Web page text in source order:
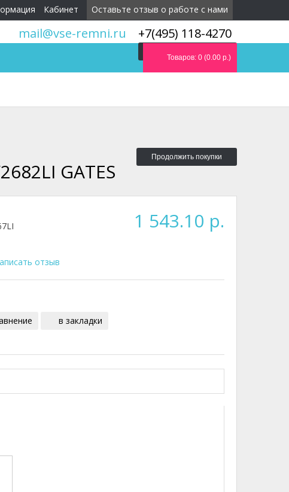
Оставьте отзыв о работе с нами
Кабинет
+7(495) 118-4270
mail@vse-remni.ru
Товаров: 0 (0.00 р.)
Продолжить покупки
GATES
1 543.10 р.
отзыв
в закладки